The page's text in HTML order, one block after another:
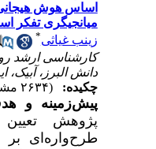
اساس هوش هیجانی
میانجیگری تفکر
زینب غیاثی
،
کارشناسی ارشد
دانش البرز، آبیک،
چکیده:
پیش‌زمینه و
پژوهش
طرح‌واره‌ای